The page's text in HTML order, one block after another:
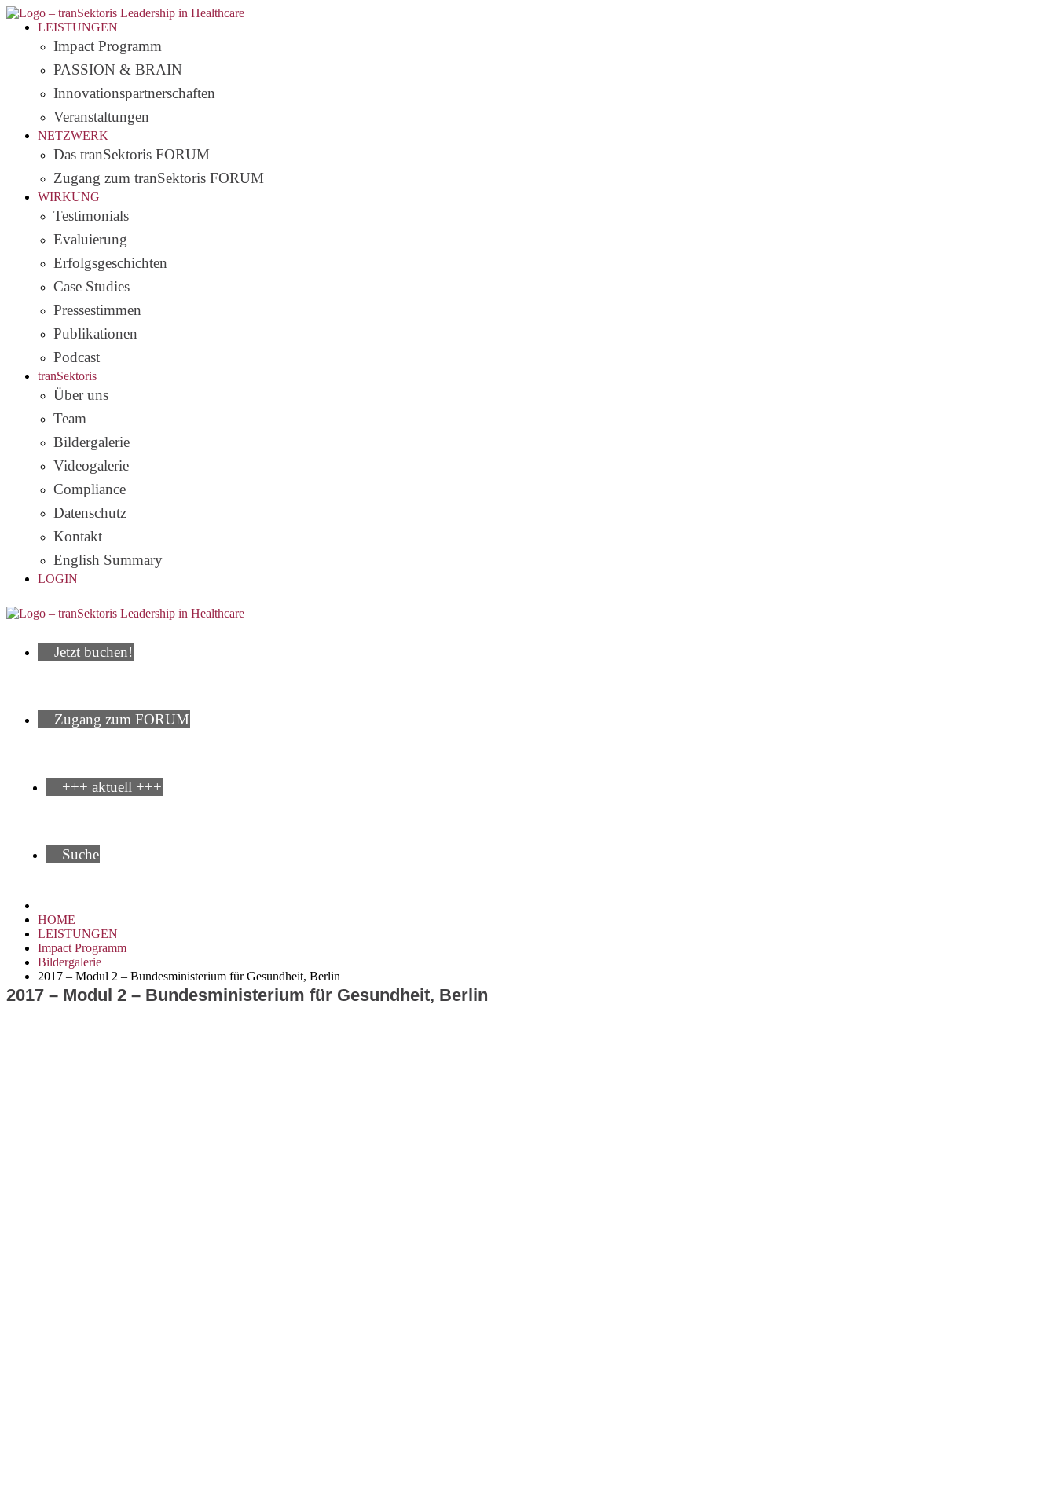
LEISTUNGEN
Impact Programm
PASSION & BRAIN
Innovationspartnerschaften
Veranstaltungen
NETZWERK
Das tranSektoris FORUM
Zugang zum tranSektoris FORUM
WIRKUNG
Testimonials
Evaluierung
Erfolgsgeschichten
Case Studies
Pressestimmen
Publikationen
Podcast
tranSektoris
Über uns
Team
Bildergalerie
Videogalerie
Compliance
Datenschutz
Kontakt
English Summary
LOGIN
Jetzt buchen!
Zugang zum FORUM
+++ aktuell +++
Suche
HOME
LEISTUNGEN
Impact Programm
Bildergalerie
2017 – Modul 2 – Bundesministerium für Gesundheit, Berlin
2017 – Modul 2 – Bundesministerium für Gesundheit, Berlin